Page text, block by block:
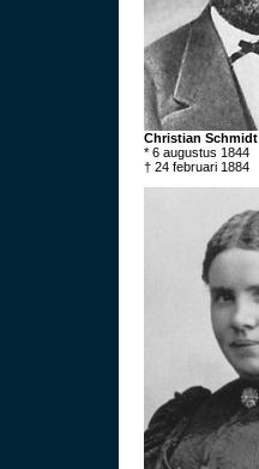
Christian Schmidt
* 6 augustus 1844
† 24 februari 1884